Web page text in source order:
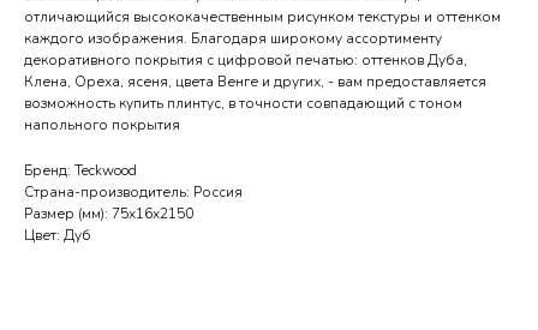
отличающийся высококачественным рисунком текстуры и оттенком
каждого изображения. Благодаря широкому ассортименту
декоративного покрытия с цифровой печатью: оттенков Дуба,
Клена, Ореха, ясеня, цвета Венге и других, - вам предоставляется
возможность купить плинтус, в точности совпадающий с тоном
напольного покрытия
Бренд: Teckwood
Страна-производитель: Россия
Размер (мм): 75х16х2150
Цвет: Дуб